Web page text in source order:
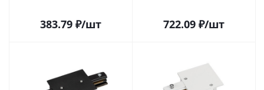
383.79 ₽/шт 722.09 ₽/шт